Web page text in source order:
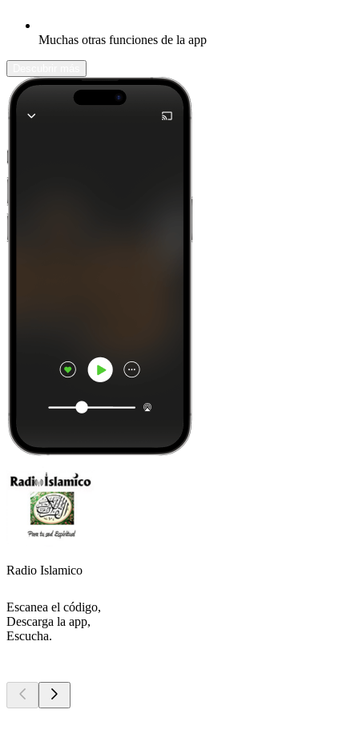
Muchas otras funciones de la app
Radio Islamico
Escanea el código,
Descarga la app,
Escucha.